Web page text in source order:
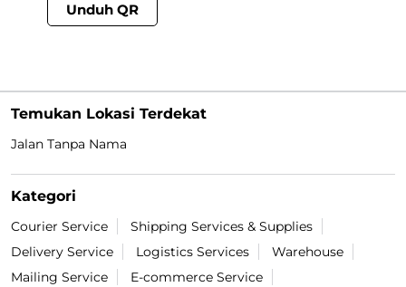
Unduh QR
Temukan Lokasi Terdekat
Jalan Tanpa Nama
Kategori
Courier Service
Shipping Services & Supplies
Delivery Service
Logistics Services
Warehouse
Mailing Service
E-commerce Service